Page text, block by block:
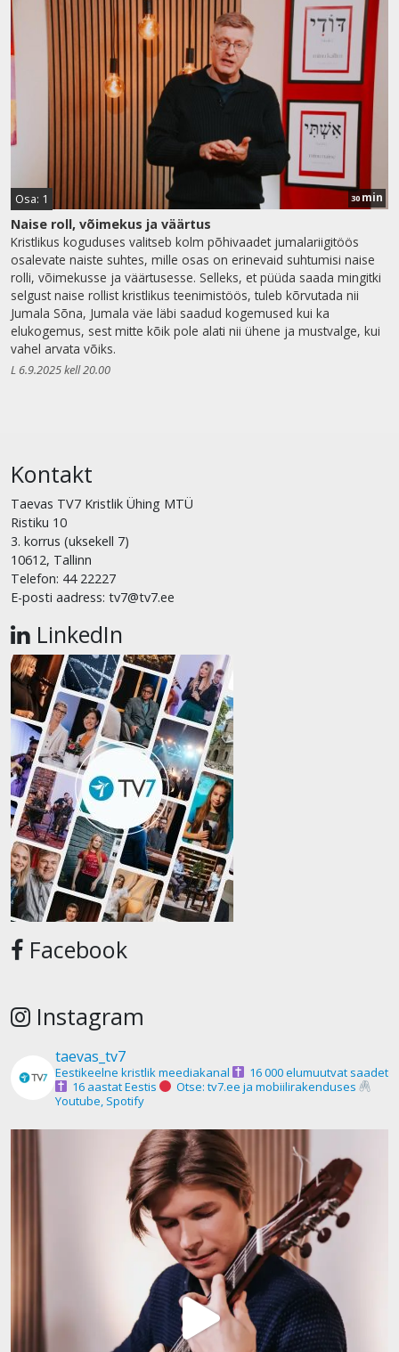
Osa: 1 30 min
Naise roll, võimekus ja väärtus
Kristlikus koguduses valitseb kolm põhivaadet jumalariigitöös
osalevate naiste suhtes, mille osas on erinevaid suhtumisi naise
rolli, võimekusse ja väärtusesse. Selleks, et püüda saada mingitki
selgust naise rollist kristlikus teenimistöös, tuleb kõrvutada nii
Jumala Sõna, Jumala väe läbi saadud kogemused kui ka
elukogemus, sest mitte kõik pole alati nii ühene ja mustvalge, kui
vahel arvata võiks.
L 6.9.2025 kell 20.00
Kontakt
Taevas TV7 Kristlik Ühing MTÜ
Ristiku 10
3. korrus (uksekell 7)
10612, Tallinn
Telefon: 44 22227
E-posti aadress: tv7@tv7.ee
LinkedIn
Facebook
Instagram
taevas_tv7
Eestikeelne kristlik meediakanal
16 000 elumuutvat saadet
16 aastat Eestis
Otse: tv7.ee ja mobiilirakenduses
Youtube, Spotify